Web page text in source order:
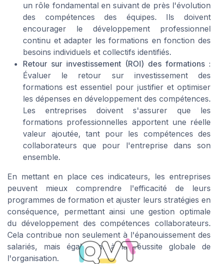
un rôle fondamental en suivant de près l'évolution
des compétences des équipes. Ils doivent
encourager le développement professionnel
continu et adapter les formations en fonction des
besoins individuels et collectifs identifiés.
Retour sur investissement (ROI) des formations :
Évaluer le retour sur investissement des
formations est essentiel pour justifier et optimiser
les dépenses en développement des compétences.
Les entreprises doivent s'assurer que les
formations professionnelles apportent une réelle
valeur ajoutée, tant pour les compétences des
collaborateurs que pour l'entreprise dans son
ensemble.
En mettant en place ces indicateurs, les entreprises
peuvent mieux comprendre l'efficacité de leurs
programmes de formation et ajuster leurs stratégies en
conséquence, permettant ainsi une gestion optimale
du développement des compétences collaborateurs.
Cela contribue non seulement à l'épanouissement des
salariés, mais également à la réussite globale de
l'organisation.